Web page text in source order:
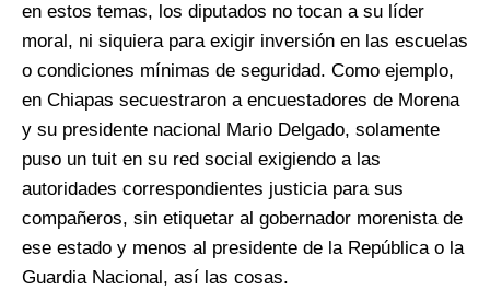
en estos temas, los diputados no tocan a su líder
moral, ni siquiera para exigir inversión en las escuelas
o condiciones mínimas de seguridad. Como ejemplo,
en Chiapas secuestraron a encuestadores de Morena
y su presidente nacional Mario Delgado, solamente
puso un tuit en su red social exigiendo a las
autoridades correspondientes justicia para sus
compañeros, sin etiquetar al gobernador morenista de
ese estado y menos al presidente de la República o la
Guardia Nacional, así las cosas.